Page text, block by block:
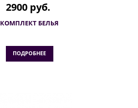
2900 руб.
КОМПЛЕКТ БЕЛЬЯ
ПОДРОБНЕЕ